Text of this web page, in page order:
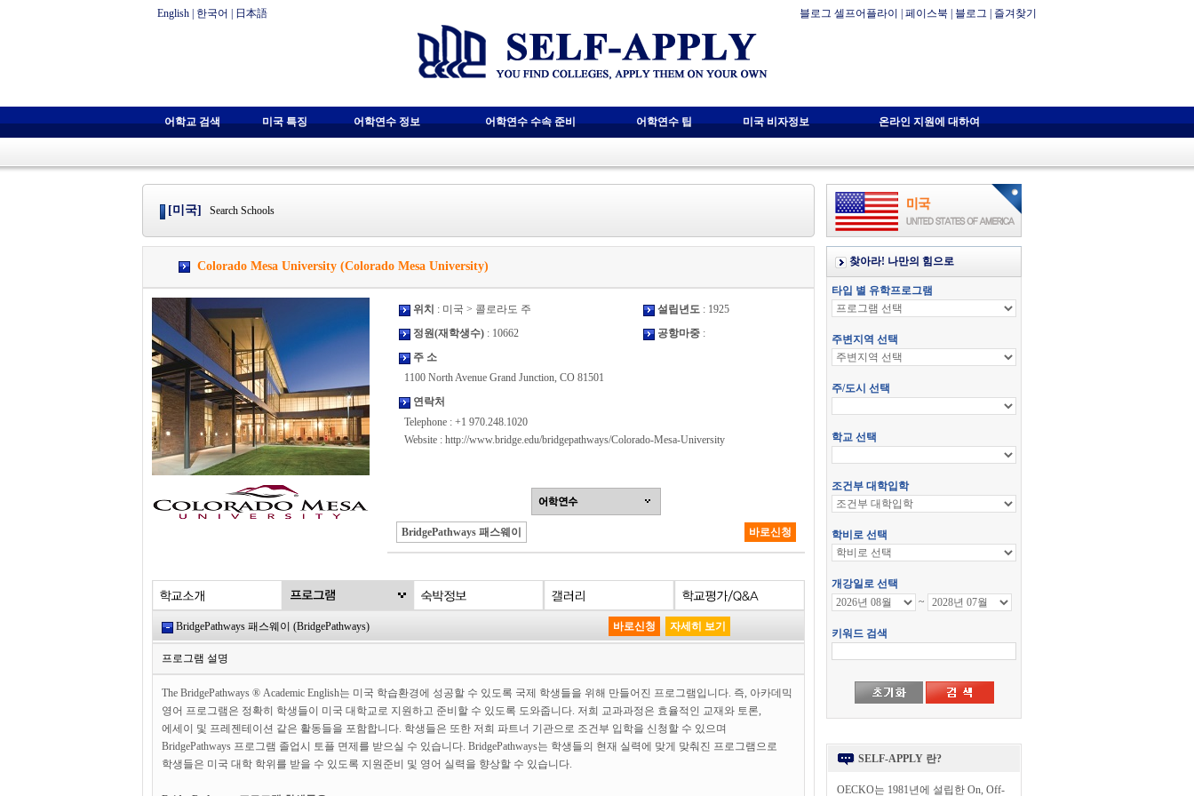
English 한국어 日本語 블로그 셀프어플라이 페이스북 블로그 즐겨찾기
어학교 검색 미국 특징 어학연수 정보 어학연수 수속 준비 어학연수 팁 미국 비자정보 온라인 지원에 대하여
[미국] Search Schools
Colorado Mesa University (Colorado Mesa University)
위치 : 미국 > 콜로라도 주 설립년도: 1925
정원(재학생수): 10662 공항마중:
주 소
1100 North Avenue Grand Junction, CO 81501
연락처
Telephone : +1 970.248.1020
Website : http://www.bridge.edu/bridgepathways/Colorado-Mesa-University
BridgePathways 패스웨이 바로신청
BridgePathways 패스웨이 (BridgePathways) 바로신청 자세히 보기
프로그램 설명
The BridgePathways ® Academic English는 미국 학습환경에 성공할 수 있도록 국제 학생들을 위해 만들어진 프로그램입니다. 즉, 아카데믹
영어 프로그램은 정확히 학생들이 미국 대학교로 지원하고 준비할 수 있도록 도와줍니다. 저희 교과과정은 효율적인 교재와 토론,
에세이 및 프레젠테이션 같은 활동들을 포함합니다. 학생들은 또한 저희 파트너 기관으로 조건부 입학을 신청할 수 있으며
BridgePathways 프로그램 졸업시 토플 면제를 받으실 수 있습니다. BridgePathways는 학생들의 현재 실력에 맞게 맞춰진 프로그램으로
학생들은 미국 대학 학위를 받을 수 있도록 지원준비 및 영어 실력을 향상할 수 있습니다.
SELF-APPLY 란?
OECKO는 1981년에 설립한 On, Off-